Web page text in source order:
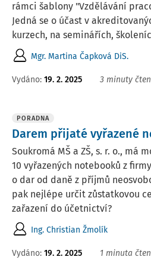
rámci šablony "Vzdělávání
Jedná se o účast v
kurzech, na seminářích,
Mgr. Martina Čapková DiS.
Vydáno: 19. 2. 2025 3 minuty
PORADNA
Darem přijaté vyřazené
Soukromá MŠ a ZŠ, s. r. o., má
10 vyřazených notebooků z
o dar od daně z příjmů
pak nejlépe určit zůstatkovou
zařazení do účetnictví?
Ing. Christian Žmolík
Vydáno: 19. 2. 2025 1 minuta